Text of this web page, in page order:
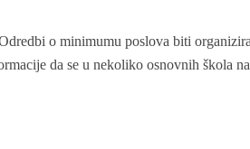
o minimumu poslova biti
da se u nekoliko osnovnih škola